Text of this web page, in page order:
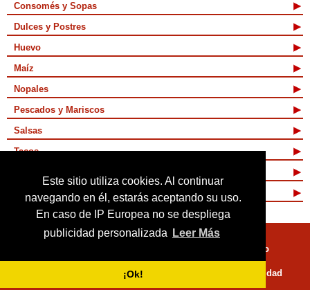
Este sitio utiliza cookies. Al continuar
navegando en él, estarás aceptando su uso.
En caso de IP Europea no se despliega
publicidad personalizada
Leer Más
¡Ok!
Consomés y Sopas
Dulces y Postres
Huevo
Maíz
Nopales
Pescados y Mariscos
Salsas
Tacos
Vegetarianas
Términos de Uso
Políticas de Privacidad